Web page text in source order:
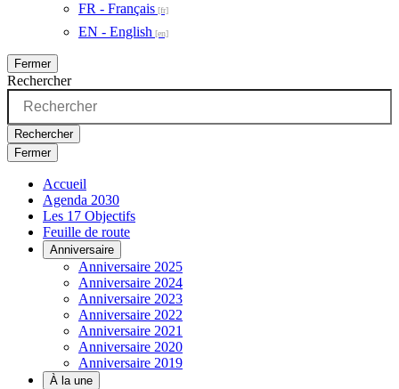
FR - Français
EN - English
Fermer
Rechercher
Rechercher
Fermer
Accueil
Agenda 2030
Les 17 Objectifs
Feuille de route
Anniversaire
Anniversaire 2025
Anniversaire 2024
Anniversaire 2023
Anniversaire 2022
Anniversaire 2021
Anniversaire 2020
Anniversaire 2019
À la une